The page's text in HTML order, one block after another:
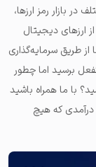
بازار رمز ارزها،
ارزهای دیجیتال
طریق سرمایه‌گذاری
برسید اما چطور
با ما همراه باشید
که هیچ